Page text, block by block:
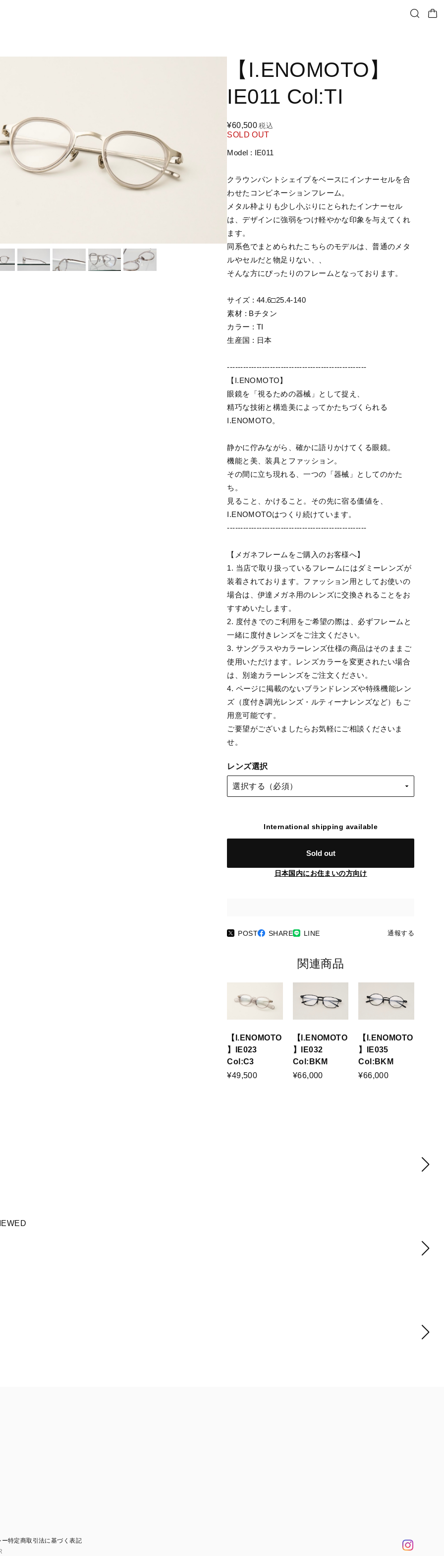
【I.ENOMOTO】
IE011 Col:TI
¥60,500 税込
SOLD OUT
Model : IE011
クラウンパントシェイプをベースにインナーセルを合
わせたコンビネーションフレーム。
メタル枠よりも少し小ぶりにとられたインナーセル
は、デザインに強弱をつけ軽やかな印象を与えてくれ
ます。
同系色でまとめられたこちらのモデルは、普通のメタ
ルやセルだと物足りない、、
そんな方にぴったりのフレームとなっております。
サイズ : 44.6□25.4-140
素材 : Bチタン
カラー : TI
生産国 : 日本
----------------------------------------------------
【I.ENOMOTO】
眼鏡を「視るための器械」として捉え、
精巧な技術と構造美によってかたちづくられる
I.ENOMOTO。
静かに佇みながら、確かに語りかけてくる眼鏡。
機能と美、装具とファッション。
その間に立ち現れる、一つの「器械」としてのかた
ち。
見ること、かけること。その先に宿る価値を、
I.ENOMOTOはつくり続けています。
----------------------------------------------------
【メガネフレームをご購入のお客様へ】
1. 当店で取り扱っているフレームにはダミーレンズが
装着されております。ファッション用としてお使いの
場合は、伊達メガネ用のレンズに交換されることをお
すすめいたします。
2. 度付きでのご利用をご希望の際は、必ずフレームと
一緒に度付きレンズをご注文ください。
3. サングラスやカラーレンズ仕様の商品はそのままご
使用いただけます。レンズカラーを変更されたい場合
は、別途カラーレンズをご注文ください。
4. ページに掲載のないブランドレンズや特殊機能レン
ズ（度付き調光レンズ・ルティーナレンズなど）もご
用意可能です。
ご要望がございましたらお気軽にご相談くださいま
せ。
レンズ選択
International shipping available
Sold out
日本国内にお住まいの方向け
POST SHARE LINE 通報する
関連商品
【I.ENOMOTO
】IE023
Col:C3
¥49,500
【I.ENOMOTO
】IE032
Col:BKM
¥66,000
【I.ENOMOTO
】IE035
Col:BKM
¥66,000
ー特定商取引法に基づく表記